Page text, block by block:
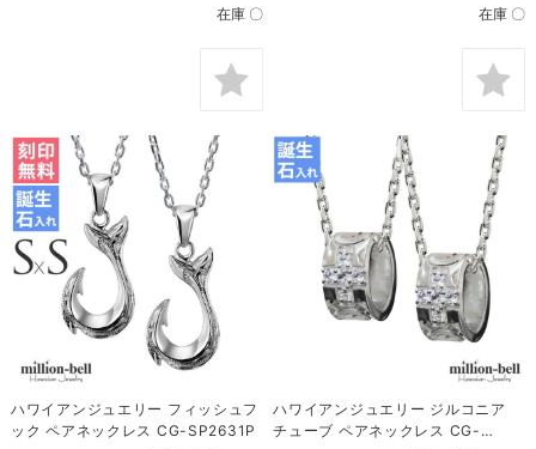
在庫 〇
在庫 〇
ハワイアンジュエリー フィッシュフ
ック ペアネックレス CG-SP2631P
ハワイアンジュエリー ジルコニア
チューブ ペアネックレス CG-